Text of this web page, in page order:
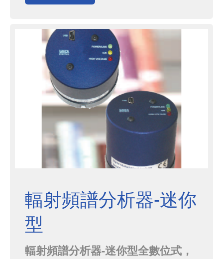
(Ce), LaCl3(Ce), CeBr3, 等。以USB
輻射頻譜分析器-迷你
型
輻射頻譜分析器-迷你型全數位式，